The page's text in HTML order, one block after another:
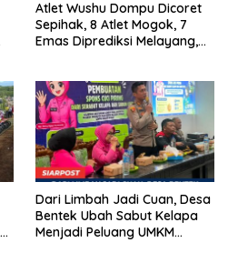
Atlet Wushu Dompu Dicoret
Sepihak, 8 Atlet Mogok, 7
Emas Diprediksi Melayang,
Dari Limbah Jadi Cuan, Desa
Bentek Ubah Sabut Kelapa
Menjadi Peluang UMKM